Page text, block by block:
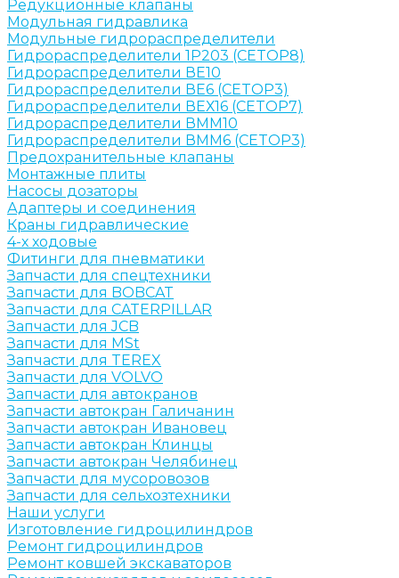
Редукционные клапаны
Модульная гидравлика
Модульные гидрораспределители
Гидрораспределители 1Р203 (CETOP8)
Гидрораспределители ВЕ10
Гидрораспределители ВЕ6 (CETOP3)
Гидрораспределители ВЕХ16 (CETOP7)
Гидрораспределители ВММ10
Гидрораспределители ВММ6 (CETOP3)
Предохранительные клапаны
Монтажные плиты
Насосы дозаторы
Адаптеры и соединения
Краны гидравлические
4-х ходовые
Фитинги для пневматики
Запчасти для спецтехники
Запчасти для BOBCAT
Запчасти для CATERPILLAR
Запчасти для JCB
Запчасти для MSt
Запчасти для TEREX
Запчасти для VOLVO
Запчасти для автокранов
Запчасти автокран Галичанин
Запчасти автокран Ивановец
Запчасти автокран Клинцы
Запчасти автокран Челябинец
Запчасти для мусоровозов
Запчасти для сельхозтехники
Наши услуги
Изготовление гидроцилиндров
Ремонт гидроцилиндров
Ремонт ковшей экскаваторов